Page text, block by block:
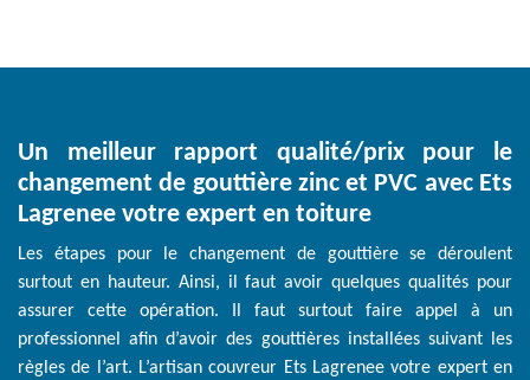
Un meilleur rapport qualité/prix pour le
changement de gouttière zinc et PVC avec Ets
Lagrenee votre expert en toiture
Les étapes pour le changement de gouttière se déroulent
surtout en hauteur. Ainsi, il faut avoir quelques qualités pour
assurer cette opération. Il faut surtout faire appel à un
professionnel afin d’avoir des gouttières installées suivant les
règles de l’art. L’artisan couvreur Ets Lagrenee votre expert en